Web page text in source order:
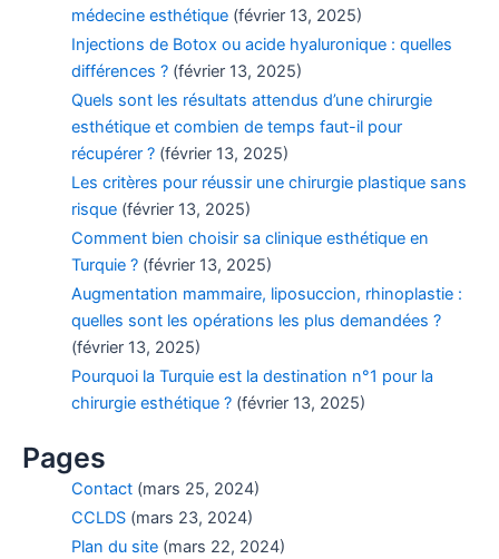
médecine esthétique (février 13, 2025)
Injections de Botox ou acide hyaluronique : quelles
différences ? (février 13, 2025)
Quels sont les résultats attendus d’une chirurgie
esthétique et combien de temps faut-il pour
récupérer ? (février 13, 2025)
Les critères pour réussir une chirurgie plastique sans
risque (février 13, 2025)
Comment bien choisir sa clinique esthétique en
Turquie ? (février 13, 2025)
Augmentation mammaire, liposuccion, rhinoplastie :
quelles sont les opérations les plus demandées ?
(février 13, 2025)
Pourquoi la Turquie est la destination n°1 pour la
chirurgie esthétique ? (février 13, 2025)
Pages
Contact (mars 25, 2024)
CCLDS (mars 23, 2024)
Plan du site (mars 22, 2024)